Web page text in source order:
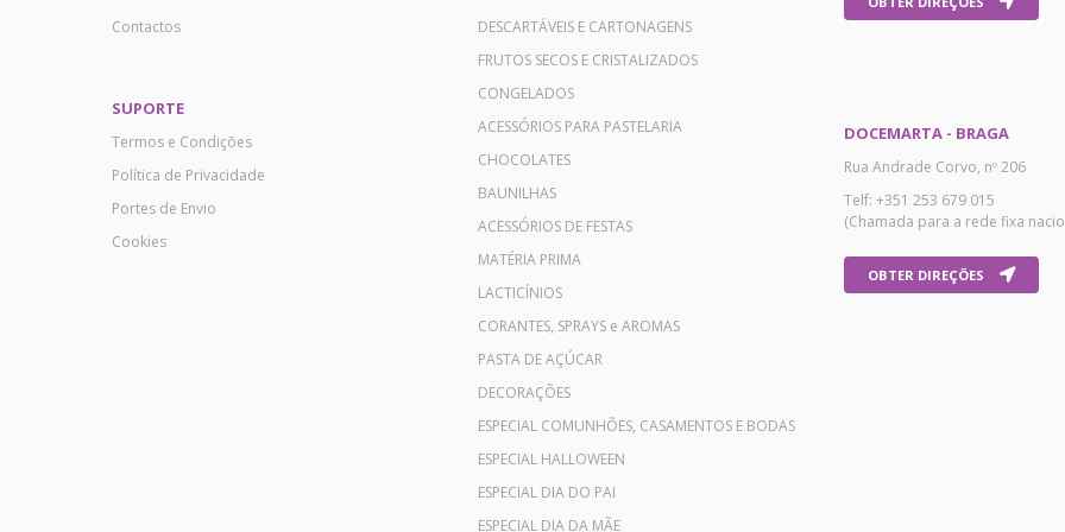
Contactos
SUPORTE
Termos e Condições
Política de Privacidade
Portes de Envio
Cookies
DESCARTÁVEIS E CARTONAGENS
FRUTOS SECOS E CRISTALIZADOS
CONGELADOS
ACESSÓRIOS PARA PASTELARIA
CHOCOLATES
BAUNILHAS
ACESSÓRIOS DE FESTAS
MATÉRIA PRIMA
LACTICÍNIOS
CORANTES, SPRAYS e AROMAS
PASTA DE AÇÚCAR
DECORAÇÕES
ESPECIAL COMUNHÕES, CASAMENTOS E BODAS
ESPECIAL HALLOWEEN
ESPECIAL DIA DO PAI
ESPECIAL DIA DA MÃE
DOCEMARTA - BRAGA
Rua Andrade Corvo, nº 206
Telf: +351 253 679 015
(Chamada para a rede fixa
OBTER DIREÇÕES